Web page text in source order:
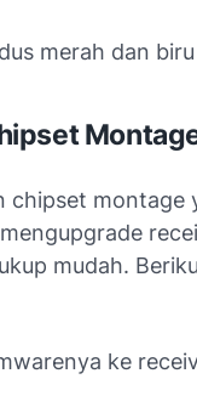
merah dan biru
chipset montage
mudah.
ke